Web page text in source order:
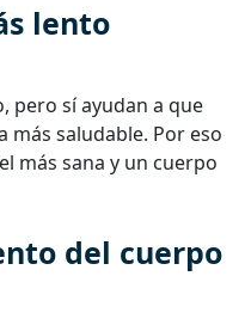
lento
pero sí ayudan a que
más saludable. Por eso
más sana y un cuerpo
del cuerpo